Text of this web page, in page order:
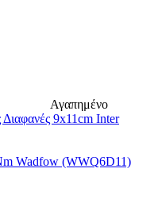
Αγαπημένο
9x11cm Inter